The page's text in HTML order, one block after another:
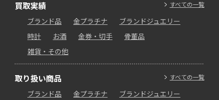
すべての一覧
買取実績
ブランド品 金プラチナ
ブランドジュエリー
時計
お酒 金券・切手
骨董品
雑貨・その他
すべての一覧
取り扱い商品
ブランド品 金プラチナ
ブランドジュエリー